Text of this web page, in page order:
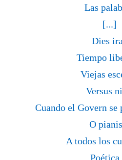
Las
[...]
Dies
Tiempo
Viejas
Versus
Cuando el Govern
O
A todos los